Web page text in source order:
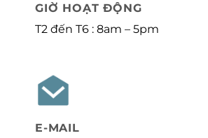
GIỜ HOẠT ĐỘNG
T2 đến T6 : 8am – 5pm
E-MAIL